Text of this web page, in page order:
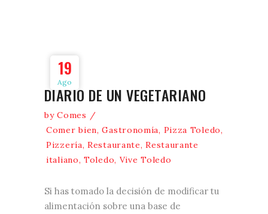
19
Ago
DIARIO DE UN VEGETARIANO
byComes
Comer bien,Gastronomía, Pizza Toledo,
Pizzería,Restaurante,Restaurante
italiano,Toledo, Vive Toledo
Si has tomado la decisión de modificar tu
alimentación sobre una base de